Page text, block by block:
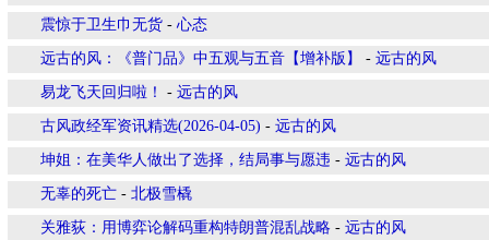
震惊于卫生巾无货 - 心态
远古的风：《普门品》中五观与五音【增补版】 - 远古的风
易龙飞天回归啦！ - 远古的风
古风政经军资讯精选(2026-04-05) - 远古的风
坤姐：在美华人做出了选择，结局事与愿违 - 远古的风
无辜的死亡 - 北极雪橇
关雅荻：用博弈论解码重构特朗普混乱战略 - 远古的风